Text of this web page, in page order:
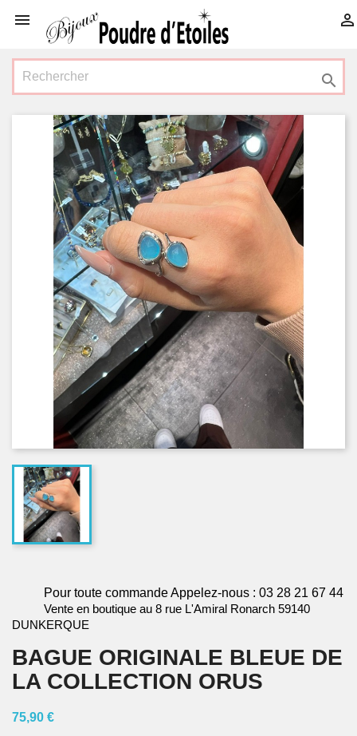
 

Pour toute commande Appelez-nous : 03 28 21 67 44
Vente en boutique au 8 rue L'Amiral Ronarch 59140
DUNKERQUE
BAGUE ORIGINALE BLEUE DE
LA COLLECTION ORUS
75,90 €